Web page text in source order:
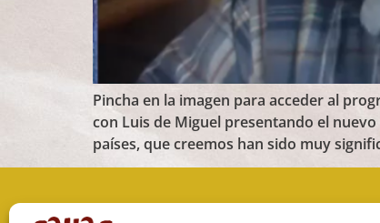
Pincha en la imagen para acceder al
con Luis de Miguel presentando el
países, que creemos han sido muy